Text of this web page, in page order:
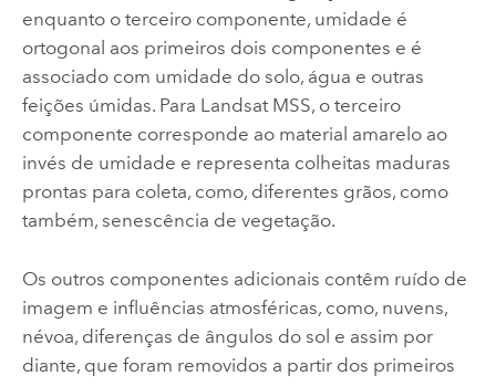
enquanto o terceiro componente, umidade é
ortogonal aos primeiros dois componentes e é
associado com umidade do solo, água e outras
feições úmidas. Para Landsat MSS, o terceiro
componente corresponde ao material amarelo ao
invés de umidade e representa colheitas maduras
prontas para coleta, como, diferentes grãos, como
também, senescência de vegetação.
Os outros componentes adicionais contêm ruído de
imagem e influências atmosféricas, como, nuvens,
névoa, diferenças de ângulos do sol e assim por
diante, que foram removidos a partir dos primeiros